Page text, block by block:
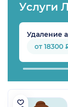
Услуги
Удаление
от 18300